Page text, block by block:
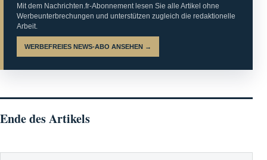
Mit dem Nachrichten.fr-Abonnement lesen Sie alle Artikel ohne
Werbeunterbrechungen und unterstützen zugleich die redaktionelle
Arbeit.
WERBEFREIES NEWS-ABO ANSEHEN →
Ende des Artikels